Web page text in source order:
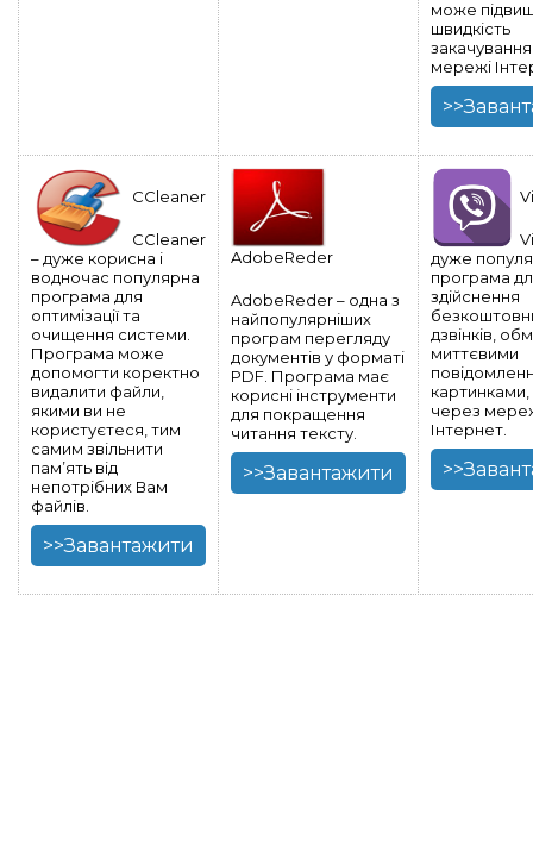
може
швидкість
мережі
CCleaner
CCleaner
– дуже корисна і
водночас популярна
програма для
оптимізації та
очищення системи.
Програма може
допомогти коректно
видалити файли,
якими ви не
користуєтеся, тим
самим звільнити
пам’ять від
непотрібних Вам
файлів.
>>Завантажити
AdobeReder
AdobeReder – одна з
найпопулярніших
програм перегляду
документів у форматі
PDF. Програма має
корисні інструменти
для покращення
читання тексту.
>>Завантажити
дуже
програма
здійснення
дзвінків,
миттєвими
картинками,
через
Інтернет.